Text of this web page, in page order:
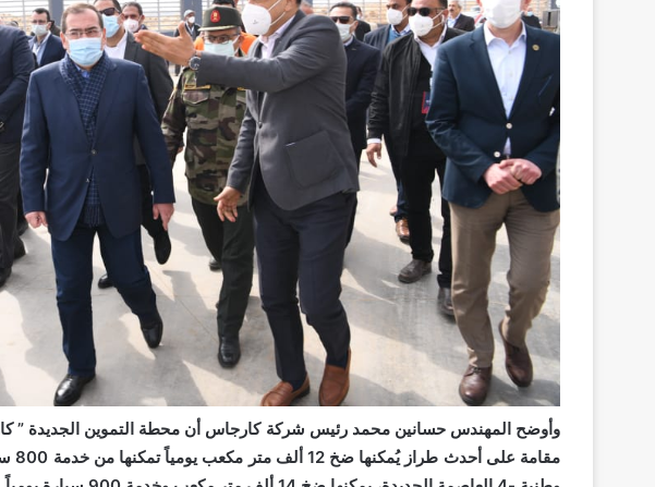
وأوضح المهندس حسانين محمد رئيس شركة كارجاس أن محطة التموين الجديدة ”